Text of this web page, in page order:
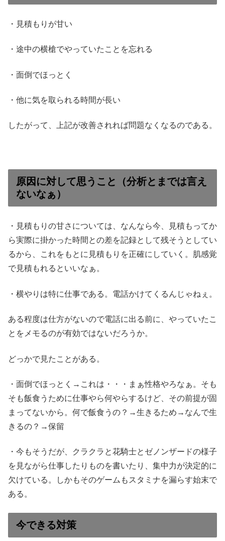
・見積もりが甘い
・途中の横槍でやっていたことを忘れる
・面倒でほっとく
・他に気を取られる時間が長い
したがって、上記が改善されれば問題なくなるのである。
原因に対して思うこと（分析とまでは言え
ないなぁ）
・見積もりの甘さについては、なんなら今、見積もってか
ら実際に掛かった時間との差を記録として残そうとしてい
るから、これをもとに見積もりを正確にしていく。肌感覚
で見積もれるといいなぁ。
・横やりは特に仕事である。電話かけてくるんじゃねぇ。
ある程度は仕方がないので電話に出る前に、やっていたこ
とをメモるのが有効ではないだろうか。
どっかで見たことがある。
・面倒でほっとく→これは・・・まぁ性格やろなぁ。そも
そも飯食うために仕事やら何やらするけど、その前提が固
まってないから。何で飯食うの？→生きるため→なんで生
きるの？→保留
・今もそうだが、クラクラと花騎士とゼノンザードの様子
を見ながら仕事したりものを書いたり、集中力が決定的に
欠けている。しかもそのゲームもスタミナを漏らす始末で
ある。
今できる対策